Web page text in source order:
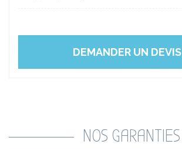
DEMANDER UN DEVIS
NOS GARANTIES